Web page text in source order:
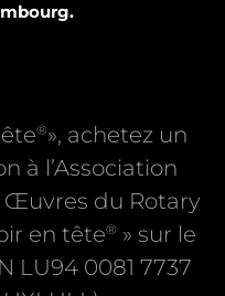
®», achetez un
à l’Association
Œuvres du Rotary
en tête® » sur le
LU94 0081 7737